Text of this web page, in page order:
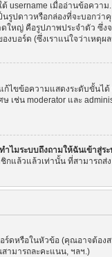
username เมื่ออ่านข้อความ.
รูปดาวหรือกล่องที่จะบอกว่า
ใหญ่ คือรูปภาพประจำตัว ซึ่ง
งบอร์ด (ซึ่งเราแน่ใจว่าเหตุผ
ไขข้อความแสดงระดับขั้นไ
เช่น moderator และ
ำไมระบบถึงถามให้ฉันเข้าสู่ร
กแล้วแล้วเท่านั้น ที่สามารถ
ดหรือในหัวข้อ (คุณอาจต้อง
ามารถละคะแนน, ฯลฯ.)